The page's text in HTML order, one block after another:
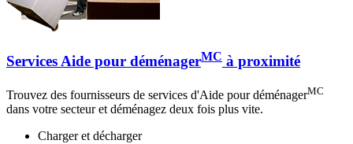
Services Aide pour déménagerMC à proximité
Trouvez des fournisseurs de services d'Aide pour déménagerMC
dans votre secteur et déménagez deux fois plus vite.
Charger et décharger